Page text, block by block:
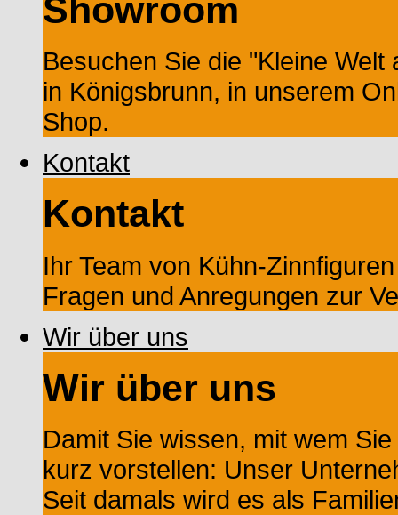
Showroom
Besuchen Sie die "Kleine
in Königsbrunn, in unserem
Shop.
Kontakt
Kontakt
Ihr Team von Kühn-
Fragen und Anregungen zur
Wir über uns
Wir über uns
Damit Sie wissen, mit wem
kurz vorstellen: Unser
Seit damals wird es als